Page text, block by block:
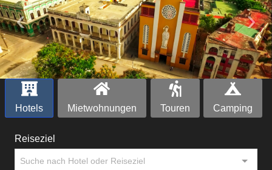
‹ ›
Hotels Mietwohnungen Touren Camping
Reiseziel
Suche nach Hotel oder Reiseziel